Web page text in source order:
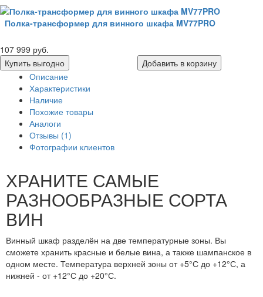
Полка-трансформер для винного шкафа MV77PRO
107 999 руб.
Купить выгодно
Добавить в корзину
Описание
Характеристики
Наличие
Похожие товары
Аналоги
Отзывы (1)
Фотографии клиентов
ХРАНИТЕ САМЫЕ
РАЗНООБРАЗНЫЕ СОРТА
ВИН
Винный шкаф разделён на две температурные зоны. Вы
сможете хранить красные и белые вина, а также шампанское в
одном месте. Температура верхней зоны от +5°С до +12°С, а
нижней - от +12°С до +20°С.